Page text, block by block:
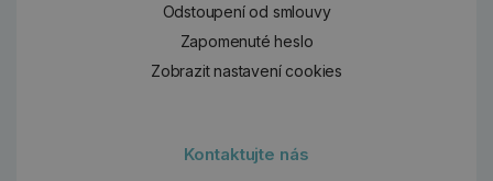
Odstoupení od smlouvy
Zapomenuté heslo
Zobrazit nastavení cookies
Kontaktujte nás